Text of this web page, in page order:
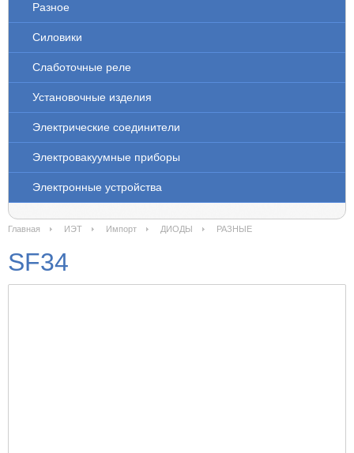
Разное
Силовики
Слаботочные реле
Установочные изделия
Электрические соединители
Электровакуумные приборы
Электронные устройства
Главная ИЭТ Импорт ДИОДЫ РАЗНЫЕ
SF34